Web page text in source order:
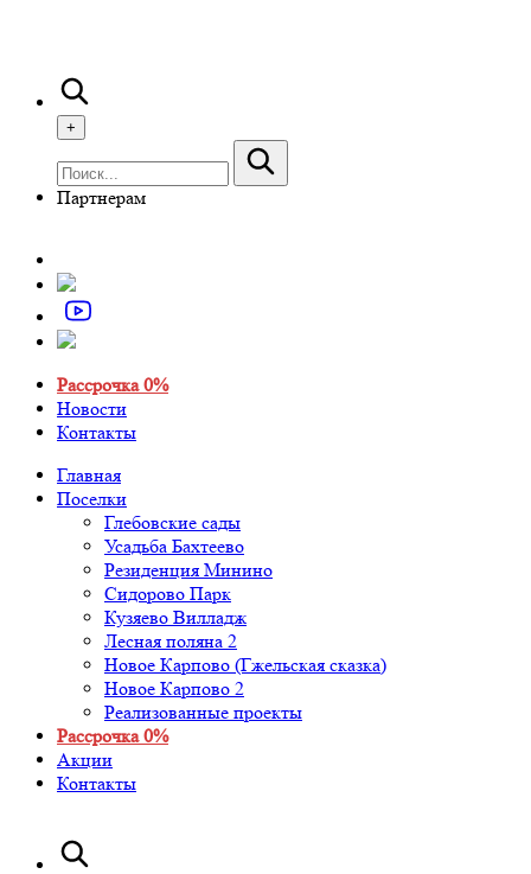
+
Партнерам
Рассрочка 0%
Новости
Контакты
Главная
Поселки
Глебовские сады
Усадьба Бахтеево
Резиденция Минино
Сидорово Парк
Кузяево Вилладж
Лесная поляна 2
Новое Карпово (Гжельская сказка)
Новое Карпово 2
Реализованные проекты
Рассрочка 0%
Акции
Контакты